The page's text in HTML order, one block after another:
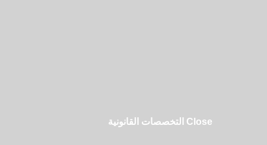
Close التخصصات القانونية